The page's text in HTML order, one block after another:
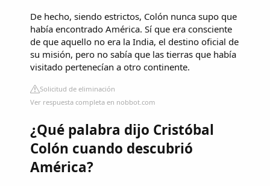
De hecho, siendo estrictos, Colón nunca supo que
había encontrado América. Sí que era consciente
de que aquello no era la India, el destino oficial de
su misión, pero no sabía que las tierras que había
visitado pertenecían a otro continente.
Solicitud de eliminación
Ver respuesta completa en nobbot.com
¿Qué palabra dijo Cristóbal
Colón cuando descubrió
América?